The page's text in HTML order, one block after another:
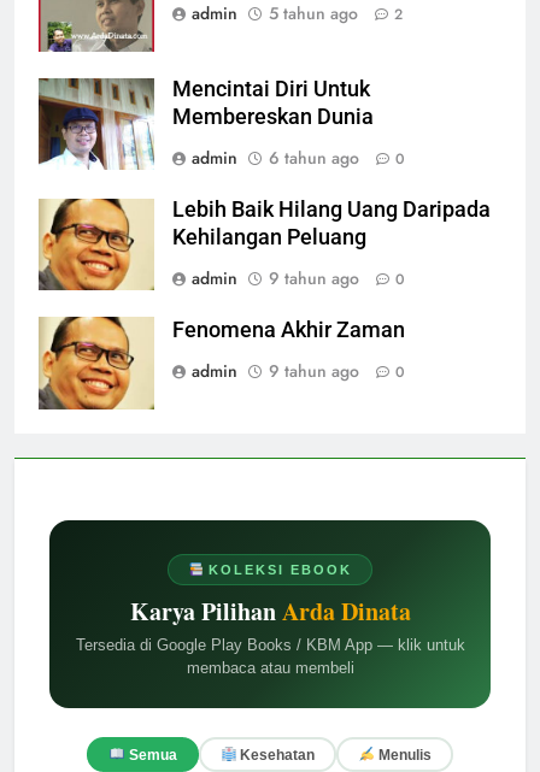
KOLEKSI EBOOK
Karya PilihanArda Dinata
Tersedia di Google Play Books / KBM App — klik untuk
membaca atau membeli
Semua Kesehatan Menulis
admin
5 tahun ago 2
Mencintai Diri Untuk
Membereskan Dunia
admin
6 tahun ago 0
Lebih Baik Hilang Uang Daripada
Kehilangan Peluang
admin
9 tahun ago 0
Fenomena Akhir Zaman
admin
9 tahun ago 0